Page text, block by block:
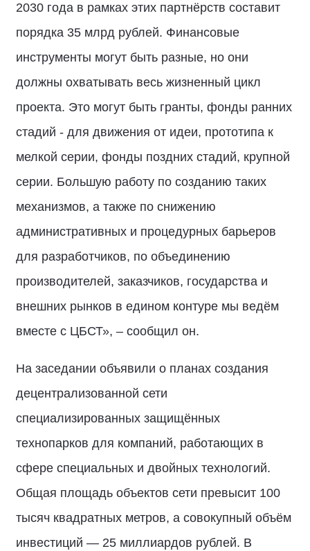
2030 года в рамках этих партнёрств составит
порядка 35 млрд рублей. Финансовые
инструменты могут быть разные, но они
должны охватывать весь жизненный цикл
проекта. Это могут быть гранты, фонды ранних
стадий - для движения от идеи, прототипа к
мелкой серии, фонды поздних стадий, крупной
серии. Большую работу по созданию таких
механизмов, а также по снижению
административных и процедурных барьеров
для разработчиков, по объединению
производителей, заказчиков, государства и
внешних рынков в едином контуре мы ведём
вместе с ЦБСТ», – сообщил он.
На заседании объявили о планах создания
децентрализованной сети
специализированных защищённых
технопарков для компаний, работающих в
сфере специальных и двойных технологий.
Общая площадь объектов сети превысит 100
тысяч квадратных метров, а совокупный объём
инвестиций — 25 миллиардов рублей. В